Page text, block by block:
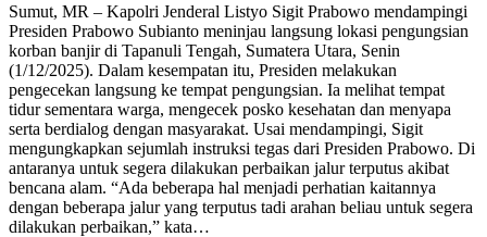
Sumut, MR – Kapolri Jenderal Listyo Sigit Prabowo mendampingi
Presiden Prabowo Subianto meninjau langsung lokasi pengungsian
korban banjir di Tapanuli Tengah, Sumatera Utara, Senin
(1/12/2025). Dalam kesempatan itu, Presiden melakukan
pengecekan langsung ke tempat pengungsian. Ia melihat tempat
tidur sementara warga, mengecek posko kesehatan dan menyapa
serta berdialog dengan masyarakat. Usai mendampingi, Sigit
mengungkapkan sejumlah instruksi tegas dari Presiden Prabowo. Di
antaranya untuk segera dilakukan perbaikan jalur terputus akibat
bencana alam. “Ada beberapa hal menjadi perhatian kaitannya
dengan beberapa jalur yang terputus tadi arahan beliau untuk segera
dilakukan perbaikan,” kata…